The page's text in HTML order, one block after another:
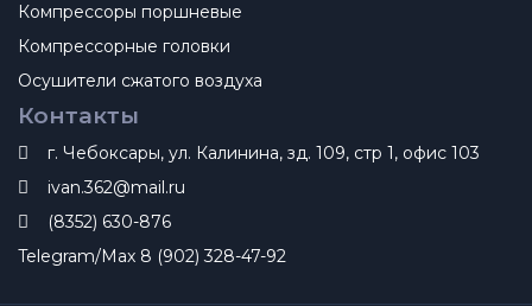
Компрессоры поршневые
Компрессорные головки
Осушители сжатого воздуха
Контакты
г. Чебоксары, ул. Калинина, зд. 109, стр 1, офис 103
ivan.362@mail.ru
(8352) 630-876
Telegram/Max 8 (902) 328-47-92